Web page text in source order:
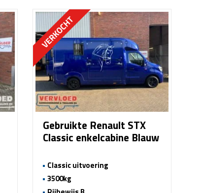
Gebruikte Renault STX
Classic enkelcabine Blauw
Classic uitvoering
3500kg